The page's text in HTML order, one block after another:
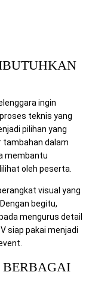
ingin
teknis yang
pilihan yang
tambahan dalam
membantu
oleh peserta.
visual yang
begitu,
mengurus detail
siap pakai menjadi